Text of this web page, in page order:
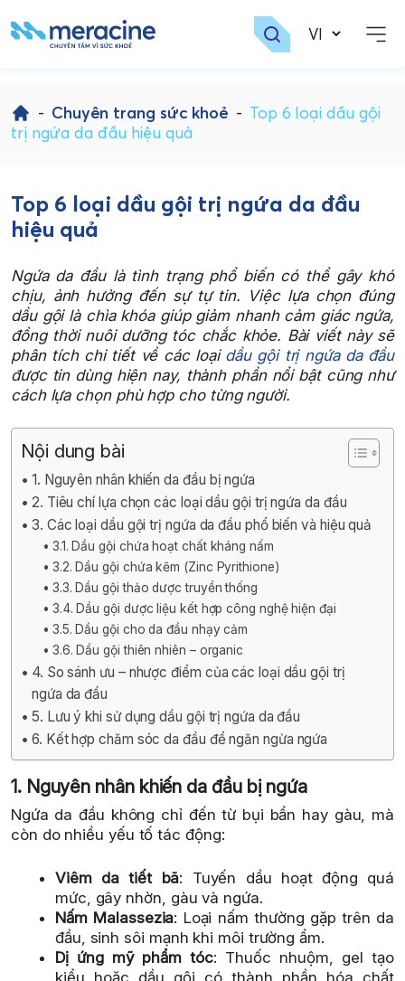
to
content
- Chuyên trang sức khoẻ - Top 6 loại dầu gội
trị ngứa da đầu hiệu quả
Top 6 loại dầu gội trị ngứa da đầu
hiệu quả
Ngứa da đầu là tình trạng phổ biến có thể gây khó
chịu, ảnh hưởng đến sự tự tin. Việc lựa chọn đúng
dầu gội là chìa khóa giúp giảm nhanh cảm giác ngứa,
đồng thời nuôi dưỡng tóc chắc khỏe. Bài viết này sẽ
phân tích chi tiết về các loại dầu gội trị ngứa da đầu
được tin dùng hiện nay, thành phần nổi bật cũng như
cách lựa chọn phù hợp cho từng người.
Nội dung bài
1. Nguyên nhân khiến da đầu bị ngứa
2. Tiêu chí lựa chọn các loại dầu gội trị ngứa da đầu
3. Các loại dầu gội trị ngứa da đầu phổ biến và hiệu quả
3.1. Dầu gội chứa hoạt chất kháng nấm
3.2. Dầu gội chứa kẽm (Zinc Pyrithione)
3.3. Dầu gội thảo dược truyền thống
3.4. Dầu gội dược liệu kết hợp công nghệ hiện đại
3.5. Dầu gội cho da đầu nhạy cảm
3.6. Dầu gội thiên nhiên – organic
4. So sánh ưu – nhược điểm của các loại dầu gội trị
ngứa da đầu
5. Lưu ý khi sử dụng dầu gội trị ngứa da đầu
6. Kết hợp chăm sóc da đầu để ngăn ngừa ngứa
1. Nguyên nhân khiến da đầu bị ngứa
Ngứa da đầu không chỉ đến từ bụi bẩn hay gàu, mà
còn do nhiều yếu tố tác động:
Viêm da tiết bã: Tuyến dầu hoạt động quá
mức, gây nhờn, gàu và ngứa.
Nấm Malassezia: Loại nấm thường gặp trên da
đầu, sinh sôi mạnh khi môi trường ẩm.
Dị ứng mỹ phẩm tóc: Thuốc nhuộm, gel tạo
kiểu hoặc dầu gội có thành phần hóa chất